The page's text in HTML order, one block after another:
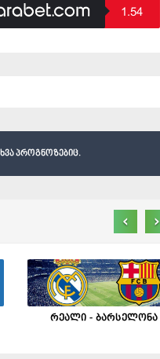
1.54
პროგნოზებიც.
რეალი - ბარსელონა
‹ ›